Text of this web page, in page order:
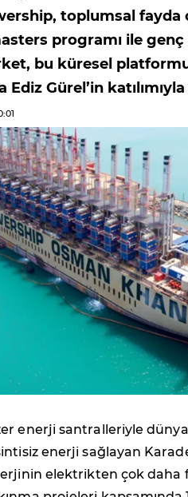
toplumsal
programı ile
bu küresel
Gürel’in
enerji santralleriyle
enerji sağlayan
elektrikten çok daha